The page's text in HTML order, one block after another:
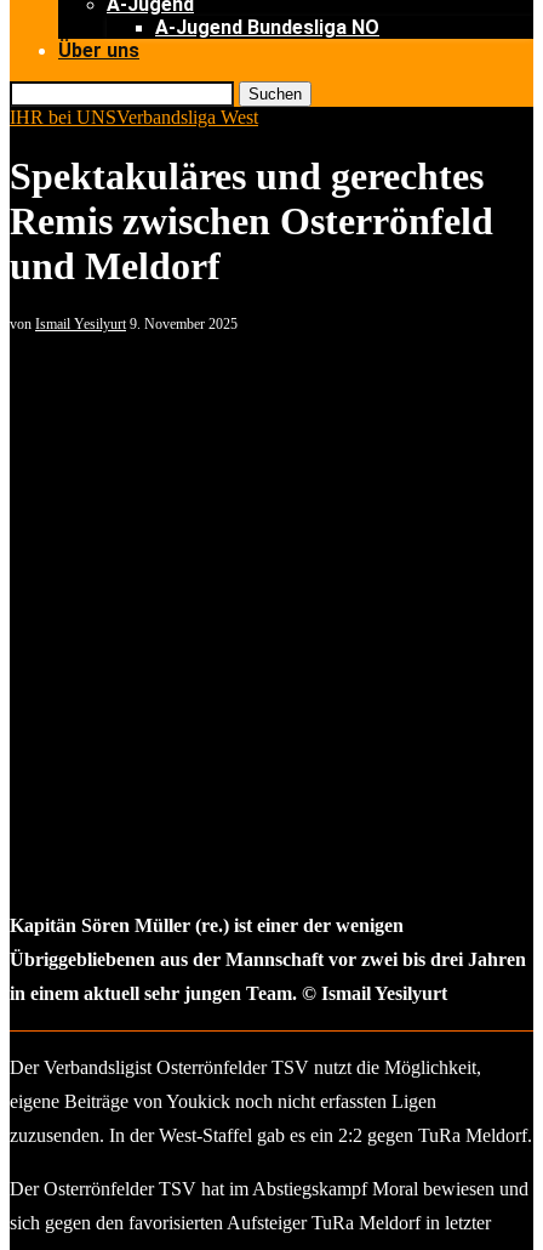
A-Jugend Bundesliga NO
Über uns
Suchen
IHR bei UNSVerbandsliga West
Spektakuläres und gerechtes
Remis zwischen Osterrönfeld
und Meldorf
von Ismail Yesilyurt 9. November 2025
Kapitän Sören Müller (re.) ist einer der wenigen
Übriggebliebenen aus der Mannschaft vor zwei bis drei Jahren
in einem aktuell sehr jungen Team. © Ismail Yesilyurt
Der Verbandsligist Osterrönfelder TSV nutzt die Möglichkeit,
eigene Beiträge von Youkick noch nicht erfassten Ligen
zuzusenden. In der West-Staffel gab es ein 2:2 gegen TuRa Meldorf.
Der Osterrönfelder TSV hat im Abstiegskampf Moral bewiesen und
sich gegen den favorisierten Aufsteiger TuRa Meldorf in letzter